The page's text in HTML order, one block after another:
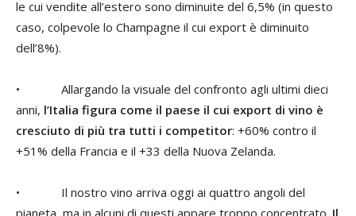
le cui vendite all’estero sono diminuite del 6,5% (in questo
caso, colpevole lo Champagne il cui export è diminuito
dell’8%).
• Allargando la visuale del confronto agli ultimi dieci
anni, l’Italia figura come il paese il cui export di vino è
cresciuto di più tra tutti i competitor: +60% contro il
+51% della Francia e il +33 della Nuova Zelanda.
• Il nostro vino arriva oggi ai quattro angoli del